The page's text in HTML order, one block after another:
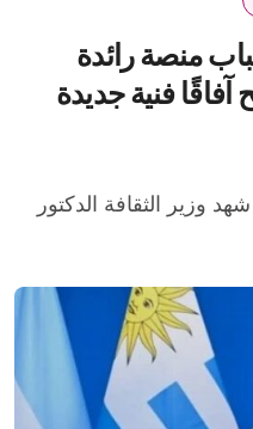
منصة رائدة
فنية جديدة